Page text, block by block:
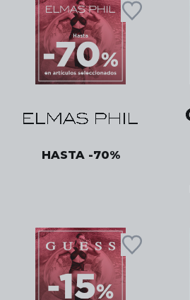
HASTA -70%